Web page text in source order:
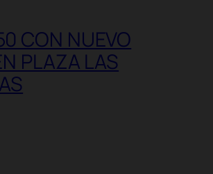
CON NUEVO
PLAZA LAS